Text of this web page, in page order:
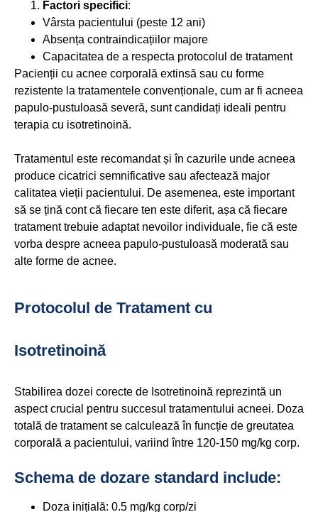
Factori specifici:
Vârsta pacientului (peste 12 ani)
Absența contraindicațiilor majore
Capacitatea de a respecta protocolul de tratament
Pacienții cu acnee corporală extinsă sau cu forme
rezistente la tratamentele convenționale, cum ar fi acneea
papulo-pustuloasă severă, sunt candidați ideali pentru
terapia cu isotretinoină.
Tratamentul este recomandat și în cazurile unde acneea
produce cicatrici semnificative sau afectează major
calitatea vieții pacientului. De asemenea, este important
să se țină cont că fiecare ten este diferit, așa că fiecare
tratament trebuie adaptat nevoilor individuale, fie că este
vorba despre acneea papulo-pustuloasă moderată sau
alte forme de acnee.
Protocolul de Tratament cu
Isotretinoină
Stabilirea dozei corecte de Isotretinoină reprezintă un
aspect crucial pentru succesul tratamentului acneei. Doza
totală de tratament se calculează în funcție de greutatea
corporală a pacientului, variind între 120-150 mg/kg corp.
Schema de dozare standard include:
Doza inițială: 0.5 mg/kg corp/zi